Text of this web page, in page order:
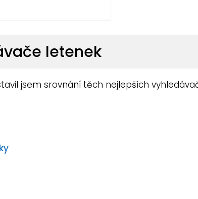
letenek
jsem srovnání těch nejlepších